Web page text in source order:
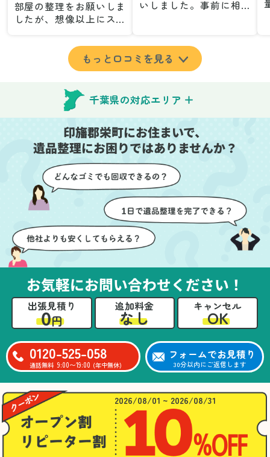
部屋の整理をお願いしま
したが、想像以上にスム
が集めた物や古い家具が
多く、自分たちだけでは
どうにもならない状態で
んが手際よく片付けてく
れたので、部屋が驚くほ
どスッキリしました。自
分では手が回らなかった
場所も含め、プロの力を
実感しました。
特に、物が散乱していた
部屋の整理や、細かなア
イテムの仕分けを迅速か
つ丁寧に対応していただ
けたのがありがたかった
です。家族それぞれが必
要なものを確認しながら
進めることができ、安心
できました。さらに、作
業終了後には部屋全体を
清掃していただき、まる
で新しい家のような清潔
いしました。事前に相談
とができました。特に、
古い家具や壊れた家電な
ど、処分が難しいものが
よく対応していただき驚
きました。
当日は2名のスタッフが来
てくださり、作業の流れ
や注意点をしっかり説明
していただけたので、こ
ちらも安心感を持って作
業を見守ることができま
した。運び出しの際も、
壁や床を傷つけないよう
に細心の注意を払ってい
ただき、家全体がスムー
ズに片付いていくのがと
業が終わった後には、こ
ちらからお願いしなくて
も部屋を簡単に清掃して
いただけたのも好印象で
した。
サイクル可能なものにつ
いても教えていただき、
今後の片付けにも役立つ
知識が増えました。また
何かあれば、ぜひお願い
したいと思っています。
心のこもったサービスを
ありがとうございまし
た。
もっと口コミを見る
千葉県の対応エリア
印旛郡栄町にお住まいで、
遺品整理にお困りではありませんか？
お気軽にお問い合わせください！
出張見積り
0円
追加料金
なし
キャンセル
OK
0120-525-058
通話無料 9:00〜19:00 (年中無休)
フォームでお見積り
30分以内にご返信します
2026/08/01 ~ 2026/08/31